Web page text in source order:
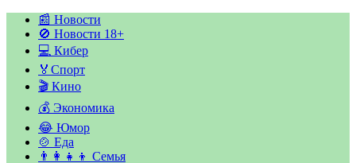
📰 Новости
🚫 Новости 18+
💻 Кибер
🏅Спорт
🎬 Кино
💰 Экономика
😂 Юмор
🍲 Еда
👨‍👩‍👧‍👦 Семья